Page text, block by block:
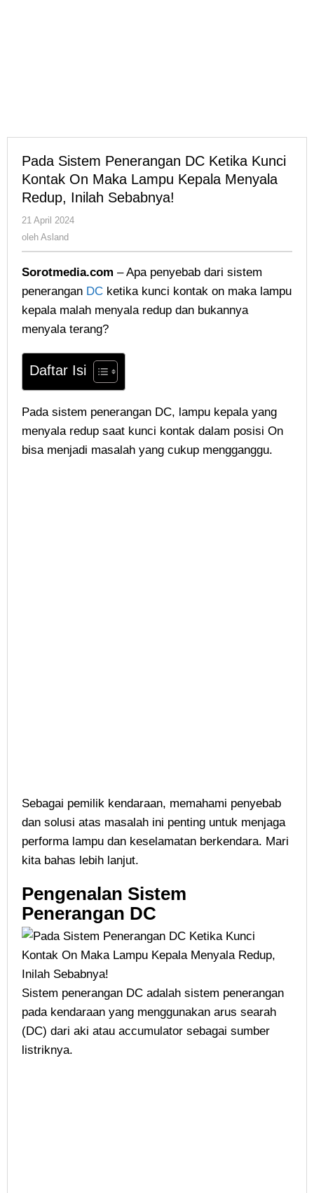
Pada Sistem Penerangan DC Ketika Kunci
Kontak On Maka Lampu Kepala Menyala
Redup, Inilah Sebabnya!
21 April 2024
oleh Asland
Sorotmedia.com – Apa penyebab dari sistem
penerangan DC ketika kunci kontak on maka lampu
kepala malah menyala redup dan bukannya
menyala terang?
Daftar Isi
Pada sistem penerangan DC, lampu kepala yang
menyala redup saat kunci kontak dalam posisi On
bisa menjadi masalah yang cukup mengganggu.
Sebagai pemilik kendaraan, memahami penyebab
dan solusi atas masalah ini penting untuk menjaga
performa lampu dan keselamatan berkendara. Mari
kita bahas lebih lanjut.
Pengenalan Sistem
Penerangan DC
Sistem penerangan DC adalah sistem penerangan
pada kendaraan yang menggunakan arus searah
(DC) dari aki atau accumulator sebagai sumber
listriknya.